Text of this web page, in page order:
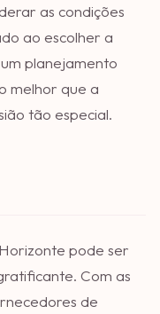
as condições
ao escolher a
planejamento
melhor que a
tão especial.
pode ser
Com as
de